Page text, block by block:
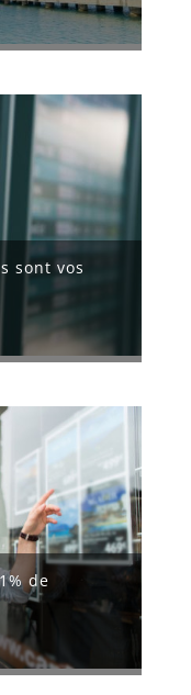
sont vos
de